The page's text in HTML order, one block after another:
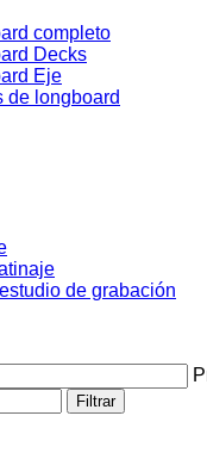
completo
Decks
Eje
de longboard
de grabación
Filtrar